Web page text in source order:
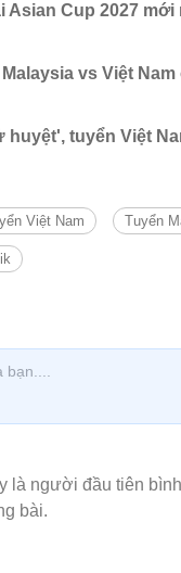
Asian Cup 2027 mới
vs Việt Nam
huyệt', tuyển Việt
Việt Nam Tuyển